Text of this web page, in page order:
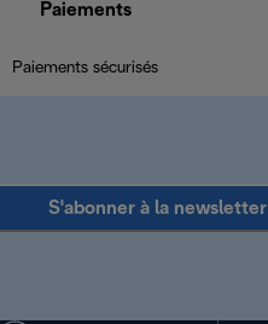
Paiements
Paiements sécurisés
S'abonner à la newsletter